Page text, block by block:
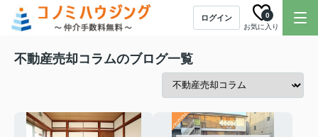
ログイン
お気に入り
0
不動産売却コラムのブログ一覧